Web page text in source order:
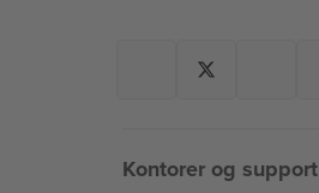
Kontorer og support